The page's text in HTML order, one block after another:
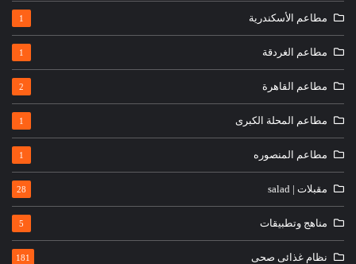
مطاعم الأسكندرية 1
مطاعم الغردقة 1
مطاعم القاهرة 2
مطاعم المحلة الكبرى 1
مطاعم المنصوره 1
مقبلات | salad 28
مناهج وتطبيقات 5
نظام غذائى صحى 181